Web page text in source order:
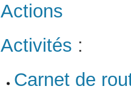
Actions
Activités :
Carnet de